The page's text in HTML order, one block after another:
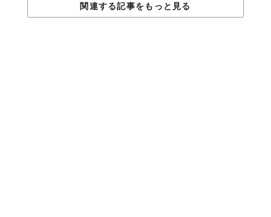
関連する記事をもっと見る